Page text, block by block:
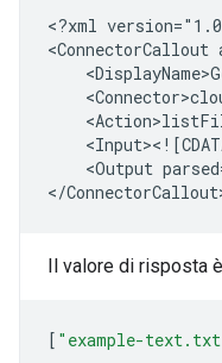
<?xml
<ConnectorCallout
<Output
Il valore di risposta
[ "example-